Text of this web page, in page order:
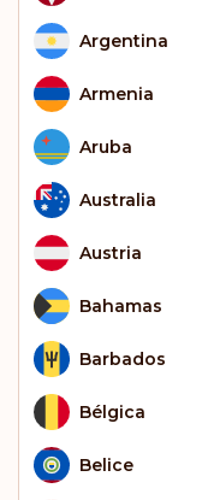
Argentina
Armenia
Aruba
Australia
Austria
Bahamas
Barbados
Bélgica
Belice